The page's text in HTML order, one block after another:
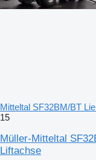
Mitteltal SF32BM/BT
15
Müller-Mitteltal
Liftachse